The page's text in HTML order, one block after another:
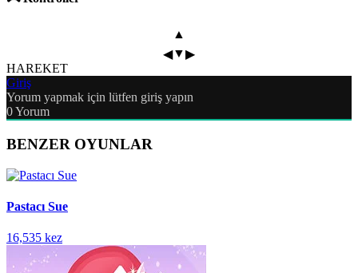
▲
◀▼▶
HAREKET
Giriş
Yorum yapmak için lütfen giriş yapın
0Yorum
BENZER OYUNLAR
Pastacı Sue
16,535 kez